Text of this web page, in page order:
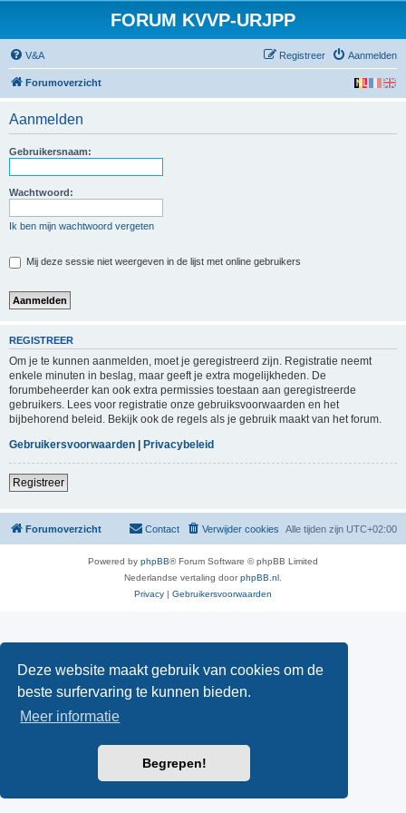
Deze website maakt gebruik van cookies om de
beste surfervaring te kunnen bieden.
Meer informatie
Begrepen!
FORUM KVVP-URJPP
V&A Aanmelden
Registreer
Forumoverzicht
Aanmelden
Gebruikersnaam:
Wachtwoord:
Ik ben mijn wachtwoord vergeten
Mij deze sessie niet weergeven in de lijst met online gebruikers
REGISTREER
Om je te kunnen aanmelden, moet je geregistreerd zijn. Registratie neemt
enkele minuten in beslag, maar geeft je extra mogelijkheden. De
forumbeheerder kan ook extra permissies toestaan aan geregistreerde
gebruikers. Lees voor registratie onze gebruiksvoorwaarden en het
bijbehorend beleid. Bekijk ook de regels als je gebruik maakt van het forum.
Gebruikersvoorwaarden
Privacybeleid
Registreer
Forumoverzicht Alle tijden zijn UTC+02:00
Verwijder cookies
Contact
Powered by phpBB® Forum Software © phpBB Limited
Nederlandse vertaling doorphpBB.nl
Privacy | Gebruikersvoorwaarden